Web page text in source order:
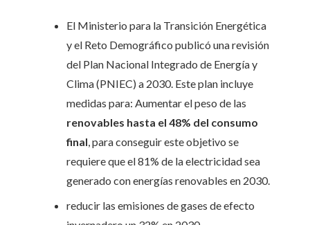
El Ministerio para la Transición Energética
y el Reto Demográfico publicó una revisión
del Plan Nacional Integrado de Energía y
Clima (PNIEC) a 2030. Este plan incluye
medidas para: Aumentar el peso de las
renovables hasta el 48% del consumo
final, para conseguir este objetivo se
requiere que el 81% de la electricidad sea
generado con energías renovables en 2030.
reducir las emisiones de gases de efecto